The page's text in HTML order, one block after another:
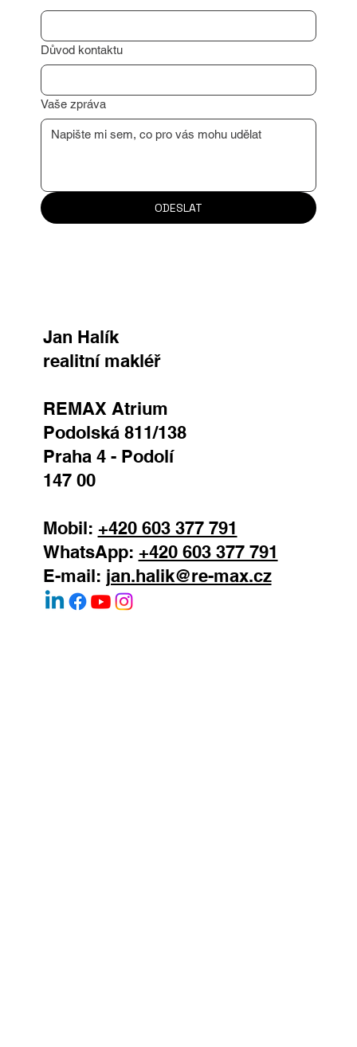
Důvod kontaktu
Vaše zpráva
ODESLAT
Jan Halík
realitní makléř
REMAX Atrium
Podolská 811/138
Praha 4 - Podolí
147 00
Mobil: +420 603 377 791
WhatsApp: +420 603 377 791
E-mail: jan.halik@re-max.cz